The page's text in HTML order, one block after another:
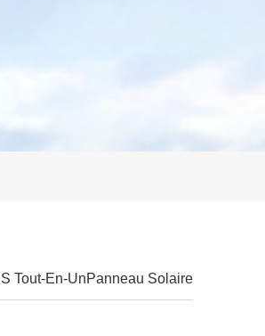
Tout-En-UnPanneau Solaire